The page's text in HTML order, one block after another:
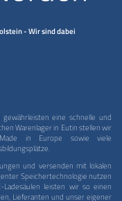
- Wir sind dabei
eine schnelle und
Warenlager in Eutin stellen wir
Made in Europe sowie viele
und versenden mit lokalen
Speichertechnologie nutzen
leisten wir so einen
Lieferanten und unser eigener